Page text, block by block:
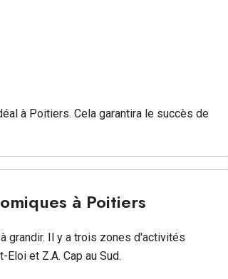
à Poitiers. Cela garantira le succès de
à Poitiers
grandir. Il y a trois zones d'activités
et Z.A. Cap au Sud.